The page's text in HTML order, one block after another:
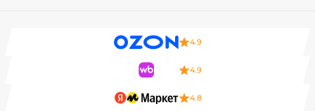
4.9
4.9
4.8